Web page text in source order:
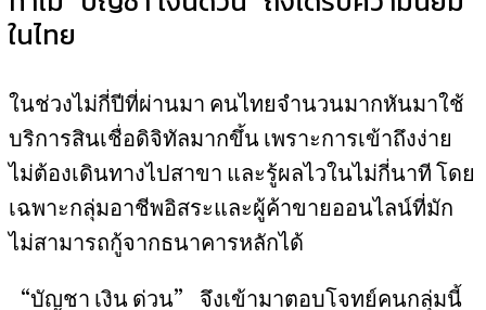
ในไทย
ในช่วงไม่กี่ปีที่ผ่านมา คนไทยจำนวนมากหันมาใช้
บริการสินเชื่อดิจิทัลมากขึ้น เพราะการเข้าถึงง่าย
ไม่ต้องเดินทางไปสาขา และรู้ผลไวในไม่กี่นาที โดย
เฉพาะกลุ่มอาชีพอิสระและผู้ค้าขายออนไลน์ที่มัก
ไม่สามารถกู้จากธนาคารหลักได้
“บัญชา เงิน ด่วน” จึงเข้ามาตอบโจทย์คนกลุ่มนี้